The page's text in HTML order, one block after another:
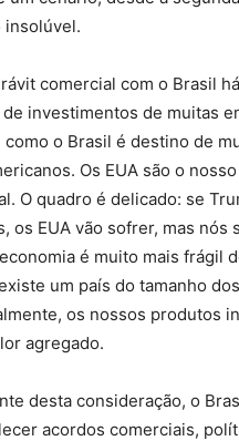
insolúvel.
comercial com o Brasil
investimentos de muitas
o Brasil é destino de
Os EUA são o
O quadro é delicado: se
os EUA vão sofrer, mas nós
é muito mais frágil
um país do tamanho
os nossos produtos
agregado.
desta consideração, o
acordos comerciais,